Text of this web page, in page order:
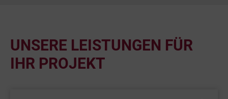
UNSERE LEISTUNGEN FÜR
IHR PROJEKT